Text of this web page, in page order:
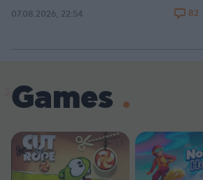
07.08.2026, 22:54 82
Games